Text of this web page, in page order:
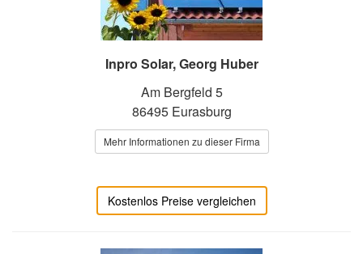
Inpro Solar, Georg Huber
Am Bergfeld 5
86495 Eurasburg
Mehr Informationen zu dieser Firma
Kostenlos Preise vergleichen